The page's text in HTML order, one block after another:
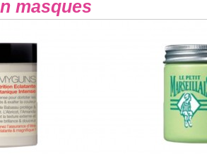
masques